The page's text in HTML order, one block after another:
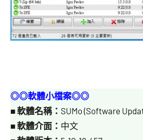
◎◎軟體小檔案◎◎
■軟體名稱： SUMo (Software
■軟體介面： 中文